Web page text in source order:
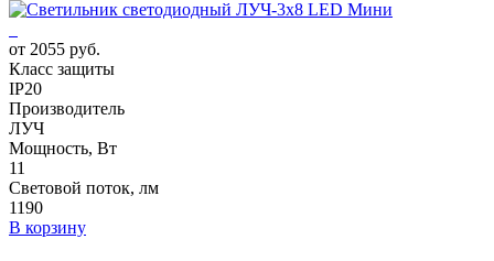
от 2055 руб.
Класс защиты
IP20
Производитель
ЛУЧ
Мощность, Вт
11
Световой поток, лм
1190
В корзину